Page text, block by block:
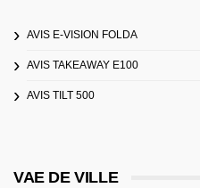
AVIS E-VISION FOLDA
AVIS TAKEAWAY E100
AVIS TILT 500
VAE DE VILLE